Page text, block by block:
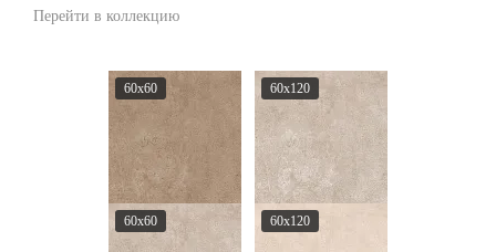
Перейти в коллекцию
60x60 60x120
60x60 60x120